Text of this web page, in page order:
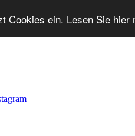
Cookies ein. Lesen Sie